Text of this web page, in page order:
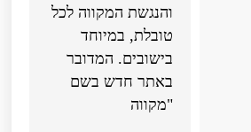
והנגשת המקווה לכל
טובלת, במיוחד
בישובים. המדובר
באתר חדש בשם
"מקווה